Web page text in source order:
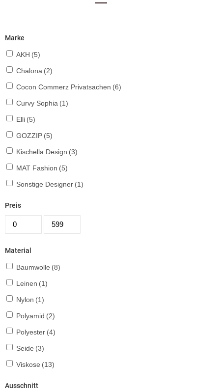
Marke
AKH (5)
Chalona (2)
Cocon Commerz Privatsachen (6)
Curvy Sophia (1)
Elli (5)
GOZZIP (5)
Kischella Design (3)
MAT Fashion (5)
Sonstige Designer (1)
Preis
Material
Baumwolle (8)
Leinen (1)
Nylon (1)
Polyamid (2)
Polyester (4)
Seide (3)
Viskose (13)
Ausschnitt